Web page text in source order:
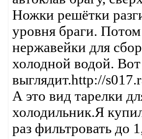
Ножки решётки
уровня браги.
нержавейки для
холодной водой. Вот
выглядит.http://
А это вид тарелки
холодильник.Я
раз фильтровать до